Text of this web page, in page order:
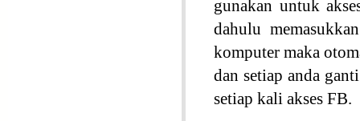
gunakan untuk
dahulu
komputer maka
dan setiap anda
setiap kali akses FB.